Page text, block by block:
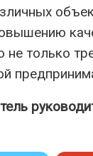
не только